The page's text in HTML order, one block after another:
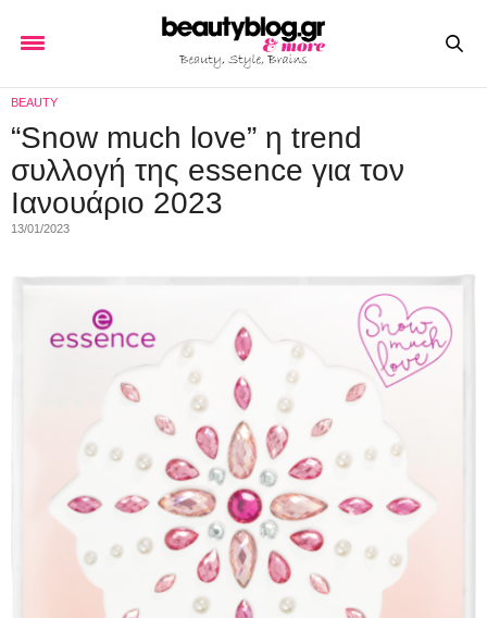
BEAUTY
“Snow much love” η trend
συλλογή της essence για τον
Ιανουάριο 2023
13/01/2023